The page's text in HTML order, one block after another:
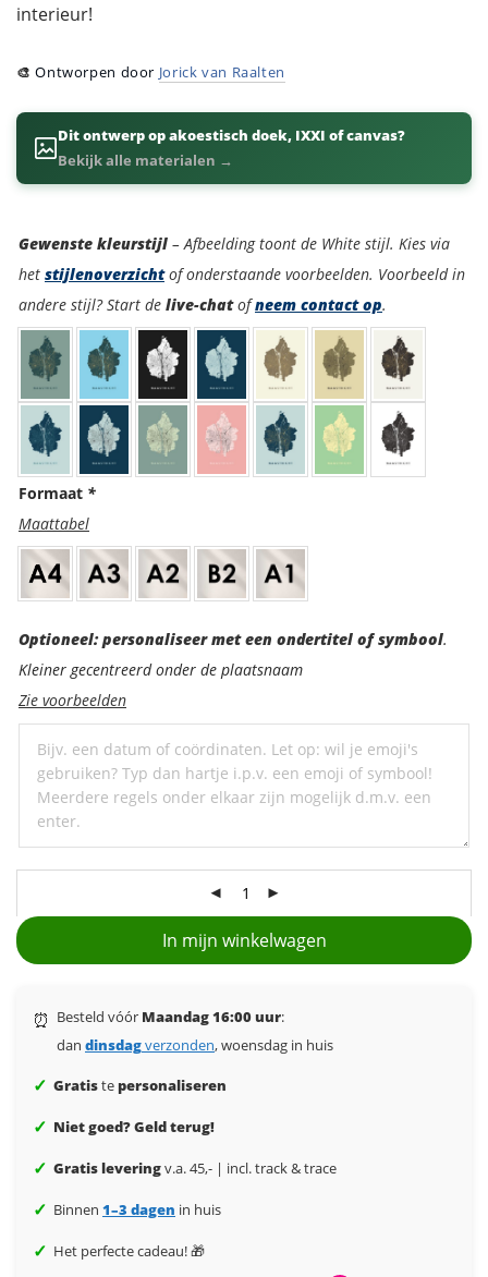
interieur!
🎨Ontworpen door Jorick van Raalten
Dit ontwerp op akoestisch doek, IXXI of canvas?
Bekijk alle materialen →
Kleurstijl
Gewenste kleurstijl – Afbeelding toont de White stijl. Kies via
het stijlenoverzichtof onderstaande voorbeelden. Voorbeeld in
andere stijl? Start de live-chatofneem contact op.
Formaat *
Maattabel
Optioneel:
personaliseer
met
een
ondertitel
Optioneel: personaliseer met een ondertitel of symbool.
Kleiner gecentreerd onder de plaatsnaam
Zie voorbeelden
In mijn winkelwagen
⏰ Besteld vóór Maandag 16:00 uur:
dan dinsdagverzonden, woensdag in huis
✓ Gratistepersonaliseren
✓ Niet goed? Geld terug!
✓ Gratis leveringv.a. 45,- | incl. track & trace
✓ Binnen 1–3 dagen in huis
✓ Het perfecte cadeau! 🎁